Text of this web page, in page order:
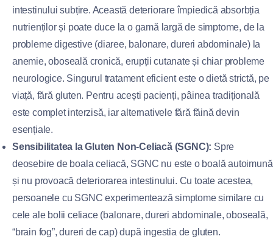
intestinului subțire. Această deteriorare împiedică absorbția
nutrienților și poate duce la o gamă largă de simptome, de la
probleme digestive (diaree, balonare, dureri abdominale) la
anemie, oboseală cronică, erupții cutanate și chiar probleme
neurologice. Singurul tratament eficient este o dietă strictă, pe
viață, fără gluten. Pentru acești pacienți, pâinea tradițională
este complet interzisă, iar alternativele fără făină devin
esențiale.
Sensibilitatea la Gluten Non-Celiacă (SGNC): Spre
deosebire de boala celiacă, SGNC nu este o boală autoimună
și nu provoacă deteriorarea intestinului. Cu toate acestea,
persoanele cu SGNC experimentează simptome similare cu
cele ale bolii celiace (balonare, dureri abdominale, oboseală,
“brain fog”, dureri de cap) după ingestia de gluten.